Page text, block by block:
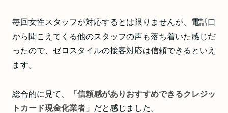
毎回女性スタッフが対応するとは限りませんが、電話口
から聞こえてくる他のスタッフの声も落ち着いた感じだ
ったので、ゼロスタイルの接客対応は信頼できるといえ
ます。
総合的に見て、
「信頼感がありおすすめできるクレジッ
トカード現金化業者」 だと感じました。